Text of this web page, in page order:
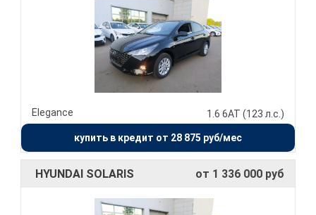
Elegance 1.6 6АТ (123 л.с.)
купить в кредит от 28 875 руб/мес
HYUNDAI SOLARIS от 1 336 000 руб